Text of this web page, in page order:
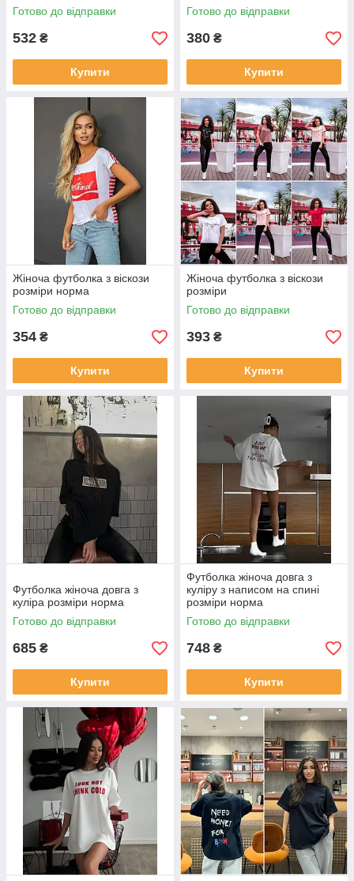
Готово до відправки
532 ₴
Купити
Готово до відправки
380 ₴
Купити
Жіноча футболка з віскози
розміри норма
Готово до відправки
354 ₴
Купити
Жіноча футболка з віскози
розміри
Готово до відправки
393 ₴
Купити
Футболка жіноча довга з
куліра розміри норма
Готово до відправки
685 ₴
Купити
Футболка жіноча довга з
куліру з написом на спині
розміри норма
Готово до відправки
748 ₴
Купити